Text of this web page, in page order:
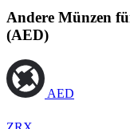
Andere Münzen
(AED)
AED